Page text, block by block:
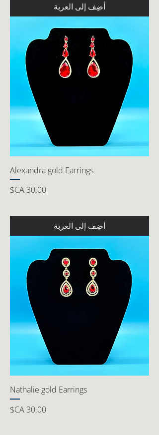
أضِف إلى العربة
Alexandra gold Earrings
السعر
أضِف إلى العربة
Nathalie gold Earrings
السعر